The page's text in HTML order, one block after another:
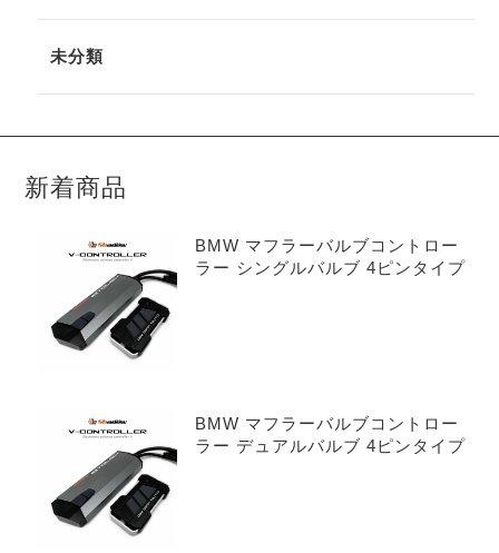
未分類
新着商品
BMW マフラーバルブコントロー
ラー シングルバルブ 4ピンタイプ
BMW マフラーバルブコントロー
ラー デュアルバルブ 4ピンタイプ